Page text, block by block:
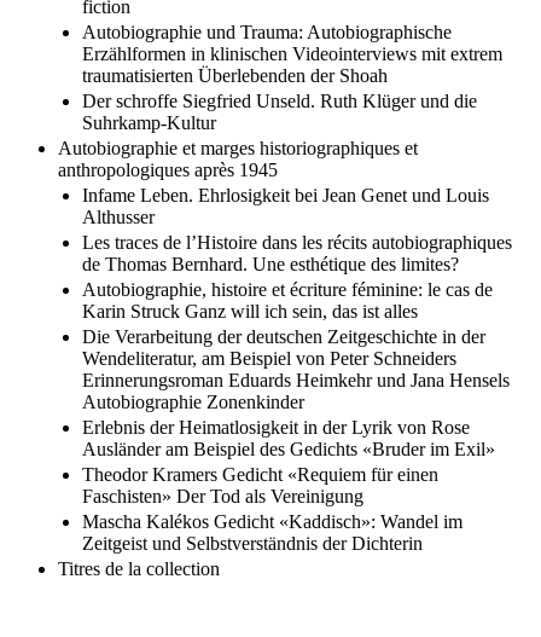
Les voix / voies de Hilsenrath. Autobiographie, histoire et
fiction
Autobiographie und Trauma: Autobiographische
Erzählformen in klinischen Videointerviews mit extrem
traumatisierten Überlebenden der Shoah
Der schroffe Siegfried Unseld. Ruth Klüger und die
Suhrkamp-Kultur
Autobiographie et marges historiographiques et
anthropologiques après 1945
Infame Leben. Ehrlosigkeit bei Jean Genet und Louis
Althusser
Les traces de l’Histoire dans les récits autobiographiques
de Thomas Bernhard. Une esthétique des limites?
Autobiographie, histoire et écriture féminine: le cas de
Karin Struck Ganz will ich sein, das ist alles
Die Verarbeitung der deutschen Zeitgeschichte in der
Wendeliteratur, am Beispiel von Peter Schneiders
Erinnerungsroman Eduards Heimkehr und Jana Hensels
Autobiographie Zonenkinder
Erlebnis der Heimatlosigkeit in der Lyrik von Rose
Ausländer am Beispiel des Gedichts «Bruder im Exil»
Theodor Kramers Gedicht «Requiem für einen
Faschisten» Der Tod als Vereinigung
Mascha Kalékos Gedicht «Kaddisch»: Wandel im
Zeitgeist und Selbstverständnis der Dichterin